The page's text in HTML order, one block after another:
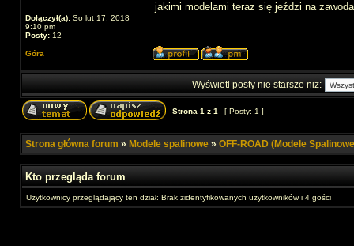
Dołączył(a): So lut 17, 2018
9:10 pm
Posty: 12
jakimi modelami teraz się jeździ na
Góra
Wyświetl posty nie starsze niż:
Strona 1 z 1 [ Posty: 1 ]
Strona główna forum » Modele spalinowe » OFF-ROAD (Modele
Kto przegląda forum
Użytkownicy przeglądający ten dział: Brak zidentyfikowanych użytkowników i 4 gości